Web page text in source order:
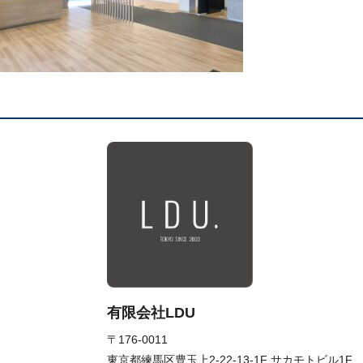
有限会社LDU
〒176-0011
東京都練馬区豊玉上2-22-13-1F サカモトビル1F